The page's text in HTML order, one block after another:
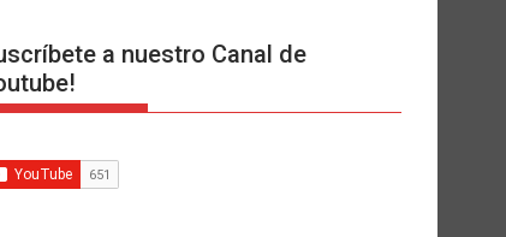
a nuestro Canal de